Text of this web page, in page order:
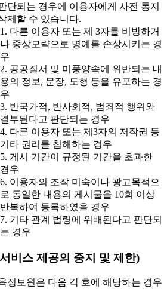
단되는 경우에 이용자에게 사전 통지
제할 수 있습니다.
1. 다른 이용자 또는 제 3자를 비방하거
나 중상모략으로 명예를 손상시키는 경
우
2. 공공질서 및 미풍양속에 위반되는 내
용의 정보, 문장, 도형 등을 유포하는 경
우
3. 반국가적, 반사회적, 범죄적 행위와
결부된다고 판단되는 경우
4. 다른 이용자 또는 제3자의 저작권 등
기타 권리를 침해하는 경우
5. 게시 기간이 규정된 기간을 초과한
경우
6. 이용자의 조작 미숙이나 광고목적으
로 동일한 내용의 게시물을 10회 이상
반복하여 등록하였을 경우
7. 기타 관계 법령에 위배된다고 판단되
는 경우
비스 제공의 중지 및 제한)
정보원은 다음 각 호에 해당하는 경우